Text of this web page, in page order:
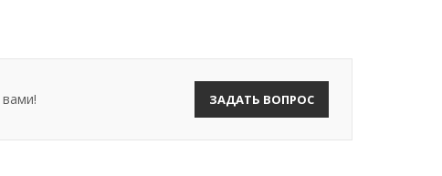
ЗАДАТЬ ВОПРОС